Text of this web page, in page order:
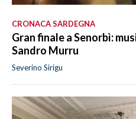
CRONACA SARDEGNA
Gran finale a Senorbì:
Sandro Murru
Severino Sirigu